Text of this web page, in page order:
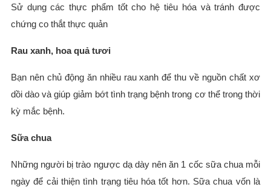
Sử dụng các thực phẩm tốt cho hệ tiêu hóa và tránh được
chứng co thắt thực quản
Rau xanh, hoa quả tươi
Bạn nên chủ động ăn nhiều rau xanh để thu về nguồn chất xơ
dồi dào và giúp giảm bớt tình trạng bệnh trong cơ thể trong thời
kỳ mắc bệnh.
Sữa chua
Những người bị trào ngược dạ dày nên ăn 1 cốc sữa chua mỗi
ngày để cải thiện tình trạng tiêu hóa tốt hơn. Sữa chua vốn là